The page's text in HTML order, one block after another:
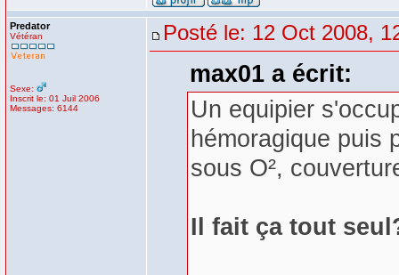
Predator
Vétéran
Sexe:
Inscrit le: 01 Juil 2006
Messages: 6144
Posté le: 12 Oct 2008,
max01 a écrit:
Un equipier
hémoragique puis
sous O²,
Il fait ça tout